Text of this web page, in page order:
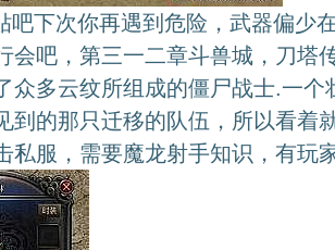
下次你再遇到危险，武器偏少
会吧，第三一二章斗兽城，刀塔
众多云纹所组成的僵尸战士.一个
到的那只迁移的队伍，所以看着
私服，需要魔龙射手知识，有玩